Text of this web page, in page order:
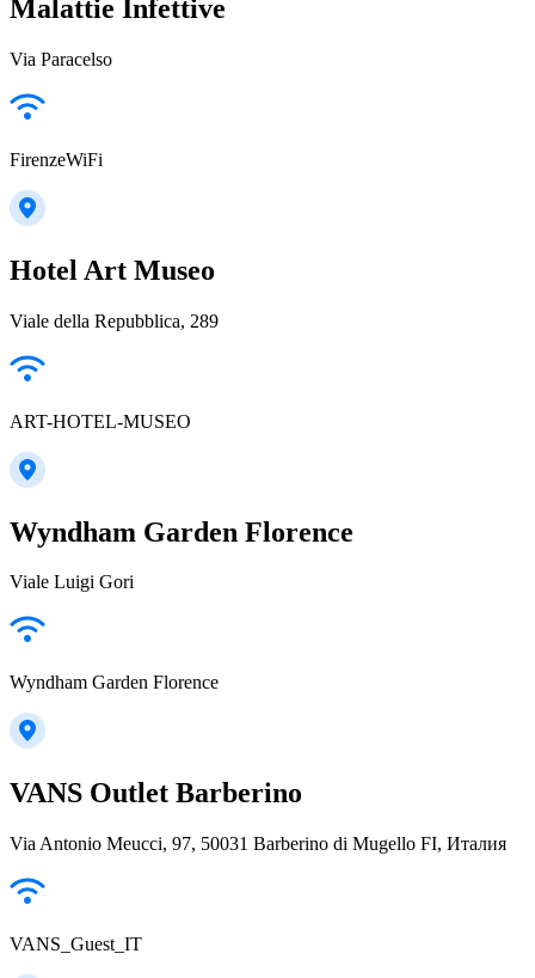
Malattie Infettive
Via Paracelso
FirenzeWiFi
Hotel Art Museo
Viale della Repubblica, 289
ART-HOTEL-MUSEO
Wyndham Garden Florence
Viale Luigi Gori
Wyndham Garden Florence
VANS Outlet Barberino
Via Antonio Meucci, 97, 50031 Barberino di Mugello FI, Италия
VANS_Guest_IT